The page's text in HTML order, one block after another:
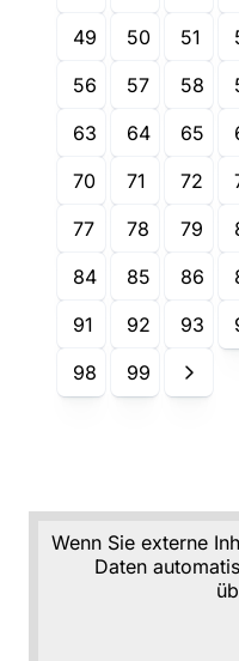
49
50 51
56
57 58
63
64 65
70
71 72
77
78 79
84
85 86
91
92 93
98
99
Wenn Sie externe
Daten